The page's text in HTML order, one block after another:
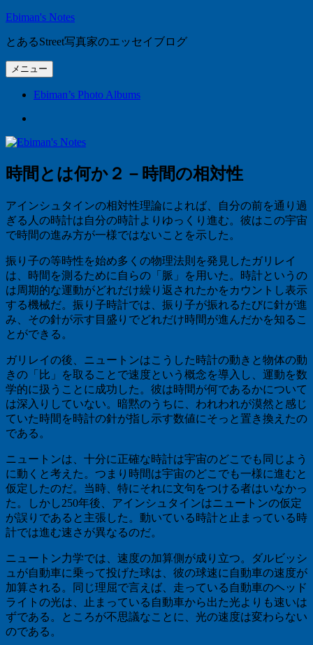
コ
テ
ン
ツ
ッ
プ
Ebiman's Notes
とあるStreet写真家のエッセイブログ
メニュー
Ebiman’s Photo Albums
Albums
時間とは何か２－時間の相対性
アインシュタインの相対性理論によれば、自分の前を通り過
ぎる人の時計は自分の時計よりゆっくり進む。彼はこの宇宙
で時間の進み方が一様ではないことを示した。
振り子の等時性を始め多くの物理法則を発見したガリレイ
は、時間を測るために自らの「脈」を用いた。時計というの
は周期的な運動がどれだけ繰り返されたかをカウントし表示
する機械だ。振り子時計では、振り子が振れるたびに針が進
み、その針が示す目盛りでどれだけ時間が進んだかを知るこ
とができる。
ガリレイの後、ニュートンはこうした時計の動きと物体の動
きの「比」を取ることで速度という概念を導入し、運動を数
学的に扱うことに成功した。彼は時間が何であるかについて
は深入りしていない。暗黙のうちに、われわれが漠然と感じ
ていた時間を時計の針が指し示す数値にそっと置き換えたの
である。
ニュートンは、十分に正確な時計は宇宙のどこでも同じよう
に動くと考えた。つまり時間は宇宙のどこでも一様に進むと
仮定したのだ。当時、特にそれに文句をつける者はいなかっ
た。しかし250年後、アインシュタインはニュートンの仮定
が誤りであると主張した。動いている時計と止まっている時
計では進む速さが異なるのだ。
ニュートン力学では、速度の加算側が成り立つ。ダルビッシ
ュが自動車に乗って投げた球は、彼の球速に自動車の速度が
加算される。同じ理屈で言えば、走っている自動車のヘッド
ライトの光は、止まっている自動車から出た光よりも速いは
ずである。ところが不思議なことに、光の速度は変わらない
のである。